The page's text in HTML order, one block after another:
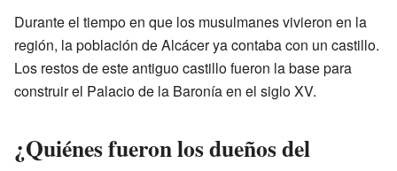
Durante el tiempo en que los musulmanes vivieron en la
región, la población de Alcácer ya contaba con un castillo.
Los restos de este antiguo castillo fueron la base para
construir el Palacio de la Baronía en el siglo XV.
¿Quiénes fueron los dueños del